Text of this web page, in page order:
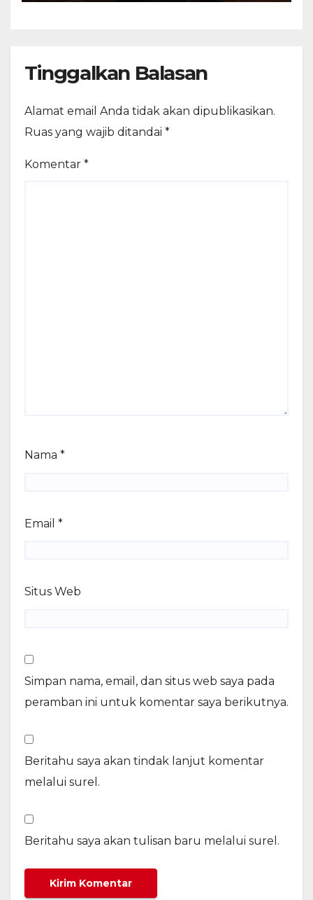
Tinggalkan Balasan
Alamat email Anda tidak akan dipublikasikan.
Ruas yang wajib ditandai *
Komentar *
Nama *
Email *
Situs Web
Simpan nama, email, dan situs web saya pada
peramban ini untuk komentar saya berikutnya.
Beritahu saya akan tindak lanjut komentar
melalui surel.
Beritahu saya akan tulisan baru melalui surel.